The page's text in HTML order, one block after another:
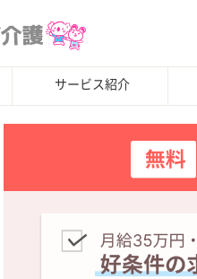
サービス紹介